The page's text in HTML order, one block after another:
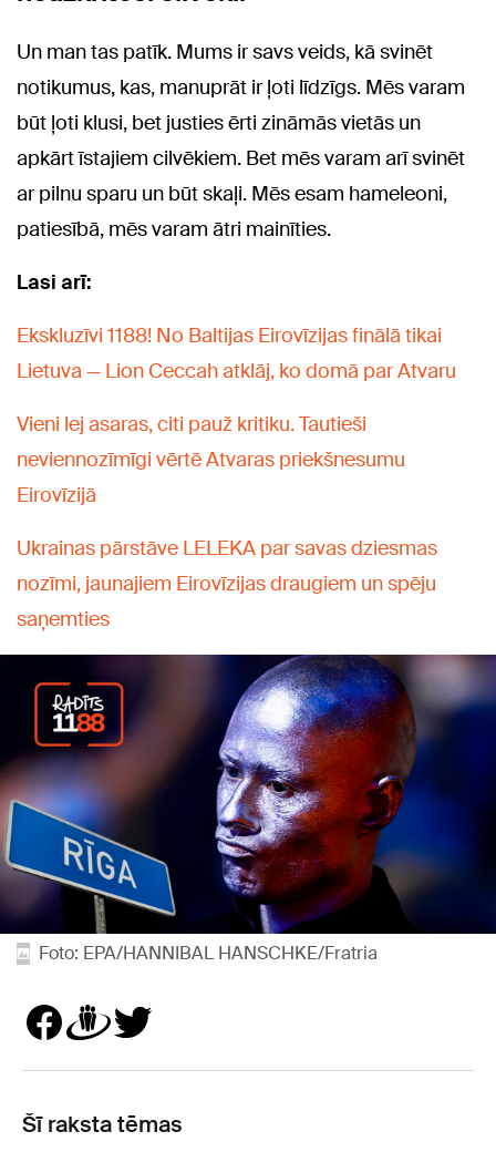
Un man tas patīk. Mums ir savs veids, kā svinēt
notikumus, kas, manuprāt ir ļoti līdzīgs. Mēs varam
būt ļoti klusi, bet justies ērti zināmās vietās un
apkārt īstajiem cilvēkiem. Bet mēs varam arī svinēt
ar pilnu sparu un būt skaļi. Mēs esam hameleoni,
patiesībā, mēs varam ātri mainīties.
Lasi arī:
Ekskluzīvi 1188! No Baltijas Eirovīzijas finālā tikai
Lietuva — Lion Ceccah atklāj, ko domā par Atvaru
Vieni lej asaras, citi pauž kritiku. Tautieši
neviennozīmīgi vērtē Atvaras priekšnesumu
Eirovīzijā
Ukrainas pārstāve LELEKA par savas dziesmas
nozīmi, jaunajiem Eirovīzijas draugiem un spēju
saņemties
Foto: EPA/HANNIBAL HANSCHKE/Fratria
Šī raksta tēmas